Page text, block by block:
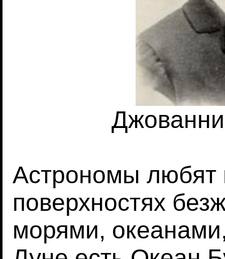
Астрономы любят
поверхностях
морями,